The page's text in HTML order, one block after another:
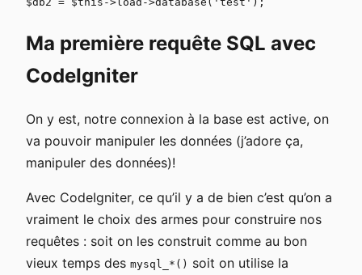
Ma première requête SQL avec
CodeIgniter
On y est, notre connexion à la base est active, on
va pouvoir manipuler les données (j’adore ça,
manipuler des données)!
Avec CodeIgniter, ce qu’il y a de bien c’est qu’on a
vraiment le choix des armes pour construire nos
requêtes : soit on les construit comme au bon
vieux temps des mysql_*() soit on utilise la